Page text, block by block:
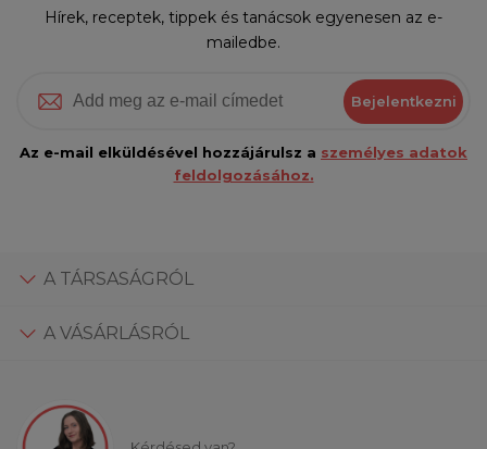
Hírek, receptek, tippek és tanácsok egyenesen az e-
mailedbe.
Bejelentkezni
Az e-mail elküldésével hozzájárulsz a személyes adatok
feldolgozásához.
A TÁRSASÁGRÓL
A VÁSÁRLÁSRÓL